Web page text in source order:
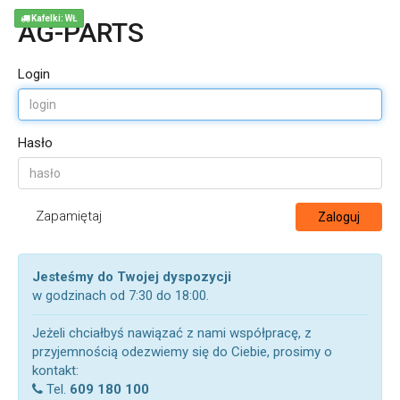
AG-PARTS
Login
Hasło
Zapamiętaj Zaloguj
Jesteśmy do Twojej dyspozycji
w godzinach od 7:30 do 18:00.
Jeżeli chciałbyś nawiązać z nami współpracę, z
przyjemnością odezwiemy się do Ciebie, prosimy o
kontakt:
Tel. 609 180 100
Kafelki: WŁ